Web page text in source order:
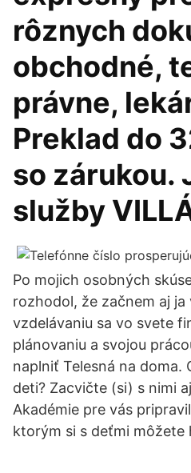
rôznych
obchodné,
právne,
Preklad do
so zárukou.
služby
Po mojich osobných
rozhodol, že začnem aj
vzdelávaniu sa vo svete
plánovaniu a svojou
naplniť Telesná na doma.
deti? Zacvičte (si) s nimi
Akadémie pre vás
ktorým si s deťmi môžete